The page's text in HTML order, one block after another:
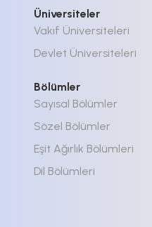
Üniversiteler
Vakıf Üniversiteleri
Devlet Üniversiteleri
Bölümler
Sayısal Bölümler
Sözel Bölümler
Eşit Ağırlık Bölümleri
Dil Bölümleri